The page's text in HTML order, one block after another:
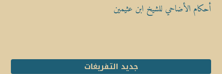
أحكام الأضاحي للشيخ ابن عثيمين
جديد التفريغات